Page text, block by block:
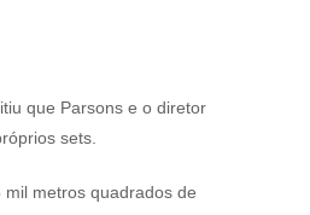
que Parsons e o diretor
sets.
metros quadrados de